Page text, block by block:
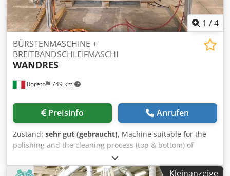
1 /4
Roreto 749 km
BÜRSTENMASCHINE +
BREITBANDSCHLEIFMASCHI
WANDRES
Preisinfo Anrufen
Zustand: sehr gut (gebraucht), Machine suitable for the
polishing and the cleaning process (top & bottom) of
panels. - Upper cleaning system (with 2 motorized
rubbered cross belts with brushes) Motor power: Kw 0.19
Kleinanzeige